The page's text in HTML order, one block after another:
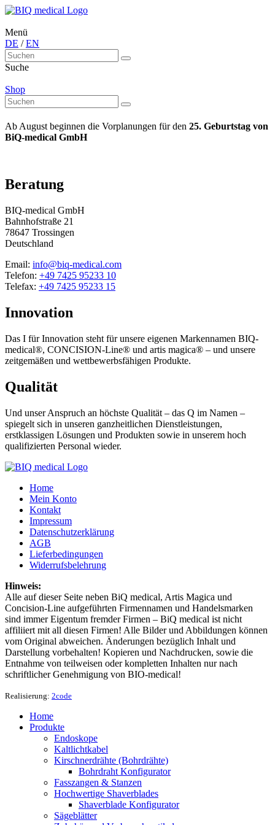
Menü
DE /EN
Suche
Shop
Ab August beginnen die Vorplanungen für den 25. Geburtstag von
BiQ-medical GmbH
Beratung
BIQ-medical GmbH
Bahnhofstraße 21
78647 Trossingen
Deutschland
Email: info@biq-medical.com
Telefon: +49 7425 95233 10
Telefax: +49 7425 95233 15
Innovation
Das I für Innovation steht für unsere eigenen Markennamen BIQ-
medical®, CONCISION-Line® und artis magica® – und unsere
zeitgemäßen und wettbewerbsfähigen Produkte.
Qualität
Und unser Anspruch an höchste Qualität – das Q im Namen –
spiegelt sich in unseren ganzheitlichen Dienstleistungen,
erstklassigen Lösungen und Produkten sowie in unserem hoch
qualifizierten Personal wieder.
Home
Mein Konto
Kontakt
Impressum
Datenschutzerklärung
AGB
Lieferbedingungen
Widerrufsbelehrung
Hinweis:
Alle auf dieser Seite neben BiQ medical, Artis Magica und
Concision-Line aufgeführten Firmennamen und Handelsmarken
sind immer Eigentum fremder Firmen – BiQ medical ist nicht
affiliiert mit all diesen Firmen! Alle Bilder und Abbildungen können
vom Original abweichen. Änderungen bezüglich Inhalt und
Darstellung vorbehalten! Kopieren und Nachdrucken, sowie die
Entnahme von teilweisen oder kompletten Inhalten nur nach
schriftlicher Genehmigung von BIO-medical!
Realisierung: 2code
Home
Produkte
Endoskope
Kaltlichtkabel
Kirschnerdrähte (Bohrdrähte)
Bohrdraht Konfigurator
Fasszangen & Stanzen
Hochwertige Shaverblades
Shaverblade Konfigurator
Sägeblätter